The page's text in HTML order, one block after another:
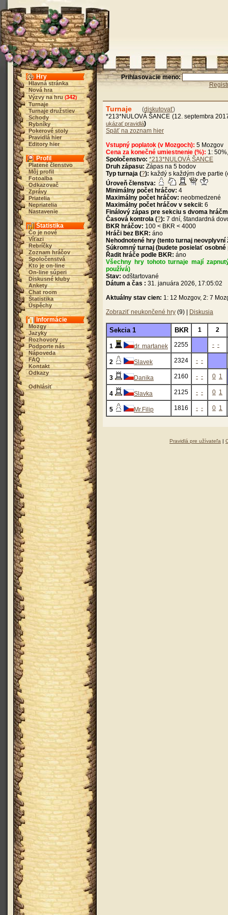
Hry
Hlavná stránka
Nová hra
Výzvy na hru (342)
Turnaje
Turnaje družstiev
Schody
Rybníky
Pokerové stoly
Pravidlá hier
Editory hier
Profil
Platené členstvo
Môj profil
Fotoalba
Odkazovač
Zprávy
Priatelia
Nepriatelia
Nastavenie
Štatistika
Čo je nové
Víťazi
Rebríčky
Zoznam hráčov
Spoločenstvá
Kto je on-line
On-line súperi
Diskusné kluby
Ankety
Chat room
Štatistika
Úspěchy
Informácie
Mozgy
Jazyky
Rozhovory
Podporte nás
Nápoveda
FAQ
Kontakt
Odkazy
Odhlásiť
Prihlasovacie meno:
Turnaje (diskutovať)
*213*NULOVÁ ŠANCE (12. septembra
ukázať pravidlá)
Späť na zoznam hier
Vstupný poplatok (v Mozgoch): 5 Mozgov
Cena za konečné umiestnenie (%): 1:
Spoločenstvo: *213*NULOVÁ ŠANCE
Druh zápasu: Zápas na 5 bodov
Typ turnaja (?): každý s každým dve partie
Úroveň členstva:
Minimálny počet hráčov: 4
Maximálny počet hráčov: neobmedzené
Maximálny počet hráčov v sekcii: 6
Finálový zápas pre sekciu s dvoma
Časová kontrola (?): 7 dní, štandardná
BKR hráčov: 100 < BKR < 4000
Hráči bez BKR: áno
Nehodnotené hry (tento turnaj neovplyvní
Súkromný turnaj (budete posielať osobné
Řadit hráče podle BKR: áno
Všechny hry tohoto turnaje mají
používá)
Stav: odštartované
Dátum a čas : 31. januára 2026, 17:05:02
Aktuálny stav cien: 1: 12 Mozgov, 2: 7
Zobraziť neukončené hry (9) | Diskusia
Sekcia 1 BKR 1 2
1 dr. martanek 2255 - -
2 Slavek 2324 - -
3 Danika 2160 - - 0 1
4 Slavka 2125 - - 0 1
5 Mr.Filip 1816 - - 0 1
Pravidlá pre užívateľa |